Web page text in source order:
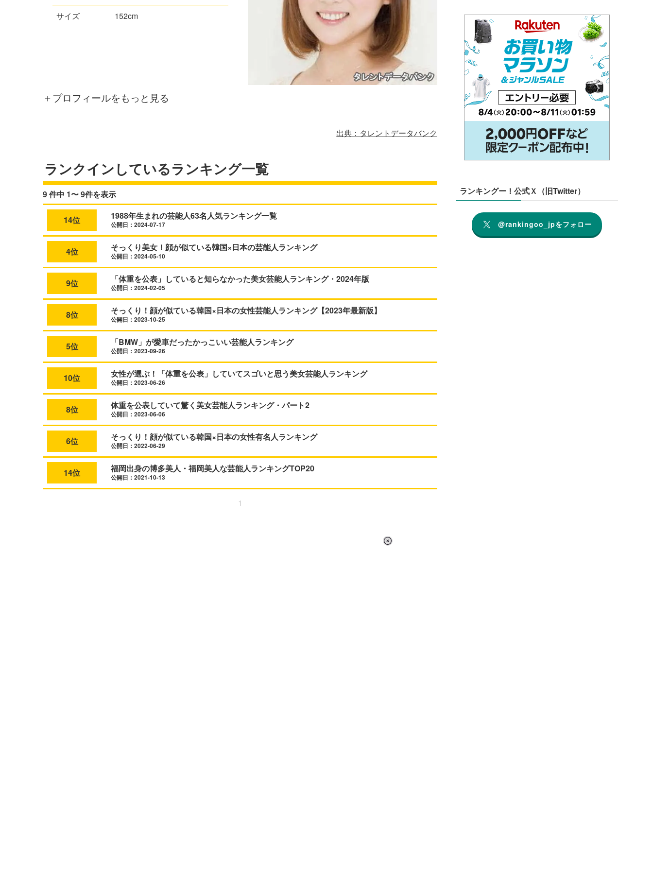
サイズ
152cm
＋プロフィールをもっと見る
出典：タレントデータバンク
ランクインしているランキング一覧
9 件中 1〜 9件を表示
14位 1988年生まれの芸能人63名人気ランキング一覧
公開日：2024-07-17
4位 そっくり美女！顔が似ている韓国×日本の芸能人ランキング
公開日：2024-05-10
9位 「体重を公表」していると知らなかった美女芸能人ランキング・2024年版
公開日：2024-02-05
8位 そっくり！顔が似ている韓国×日本の女性芸能人ランキング【2023年最新版】
公開日：2023-10-25
5位 「BMW」が愛車だったかっこいい芸能人ランキング
公開日：2023-09-26
10位 女性が選ぶ！「体重を公表」していてスゴいと思う美女芸能人ランキング
公開日：2023-06-26
8位 体重を公表していて驚く美女芸能人ランキング・パート2
公開日：2023-06-06
6位 そっくり！顔が似ている韓国×日本の女性有名人ランキング
公開日：2022-06-29
14位 福岡出身の博多美人・福岡美人な芸能人ランキングTOP20
公開日：2021-10-13
1
ランキングー！公式Ｘ（旧Twitter）
@rankingoo_jpをフォロー